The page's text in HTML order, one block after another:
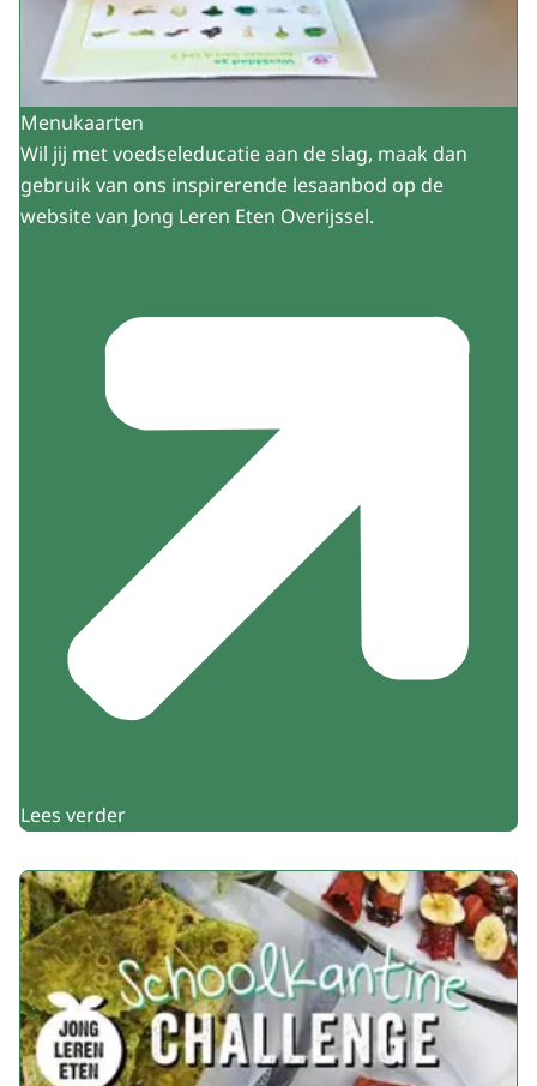
Menukaarten
Wil jij met voedseleducatie aan de slag, maak dan
gebruik van ons inspirerende lesaanbod op de
website van Jong Leren Eten Overijssel.
Lees verder